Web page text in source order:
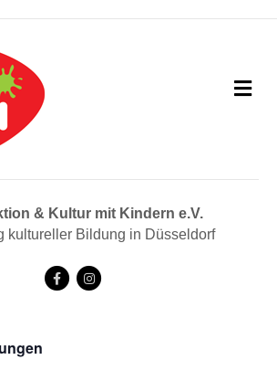
& Kultur mit Kindern e.V.
kultureller Bildung in Düsseldorf
F
I
N
a
a